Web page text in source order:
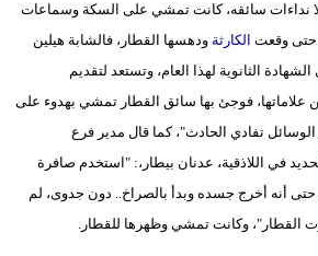
نداءات سائقه، كانت تمشي على السكة وسماعات
حتى وقعت الكارثة ودهسها القطار، فالشابة هيلين
الثانوية لهذا العام، وتستعد لتقديم
علاماتها، فوجئ بها سائق القطار تمشي بهدوء على
تفادي الحادث"، كما قال مدير فرع
في اللاذقية، عدنان بيطار،: "استخدم صافرة
حتى أنه أخرج جسده وبدأ بالصراخ.. دون جدوى، لم
وكانت تمشي وظهرها للقطار.